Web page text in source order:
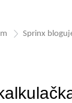
Sprinx